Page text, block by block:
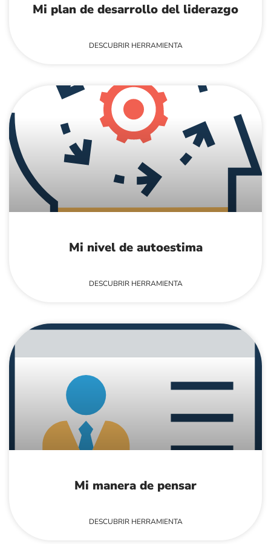
Mi plan de desarrollo del liderazgo
DESCUBRIR HERRAMIENTA
Mi nivel de autoestima
DESCUBRIR HERRAMIENTA
Mi manera de pensar
DESCUBRIR HERRAMIENTA